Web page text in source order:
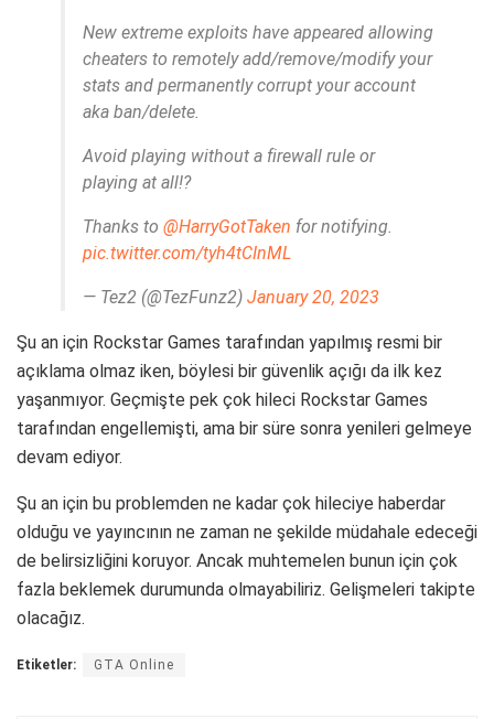
New extreme exploits have appeared allowing
cheaters to remotely add/remove/modify your
stats and permanently corrupt your account
aka ban/delete.
Avoid playing without a firewall rule or
playing at all!?
Thanks to @HarryGotTaken for notifying.
pic.twitter.com/tyh4tCInML
— Tez2 (@TezFunz2) January 20, 2023
Şu an için Rockstar Games tarafından yapılmış resmi bir
açıklama olmaz iken, böylesi bir güvenlik açığı da ilk kez
yaşanmıyor. Geçmişte pek çok hileci Rockstar Games
tarafından engellemişti, ama bir süre sonra yenileri gelmeye
devam ediyor.
Şu an için bu problemden ne kadar çok hileciye haberdar
olduğu ve yayıncının ne zaman ne şekilde müdahale edeceği
de belirsizliğini koruyor. Ancak muhtemelen bunun için çok
fazla beklemek durumunda olmayabiliriz. Gelişmeleri takipte
olacağız.
Etiketler: GTA Online